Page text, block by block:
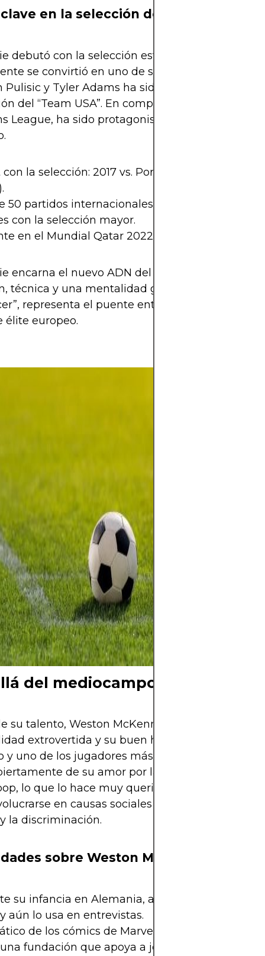
en la selección de Estados
debutó con la selección estadounidense en
se convirtió en uno de sus pilares. Su
Pulisic y Tyler Adams ha sido fundamental en
del “Team USA”. En competiciones como la
League, ha sido protagonista tanto en goles
la selección: 2017 vs. Portugal (anotó gol en
50 partidos internacionales.
con la selección mayor.
en el Mundial Qatar 2022 como titular
encarna el nuevo ADN del fútbol
técnica y una mentalidad ganadora. Para los
representa el puente entre el sueño
élite europeo.
del mediocampo
su talento, Weston McKennie es conocido por
extrovertida y su buen humor. Es el alma del
y uno de los jugadores más carismáticos del
de su amor por la música, los
lo que lo hace muy querido por los fans.
en causas sociales y campañas contra
la discriminación.
sobre Weston McKennie
su infancia en Alemania, aprendió a hablar
aún lo usa en entrevistas.
de los cómics de Marvel y de las películas
fundación que apoya a jóvenes deportistas